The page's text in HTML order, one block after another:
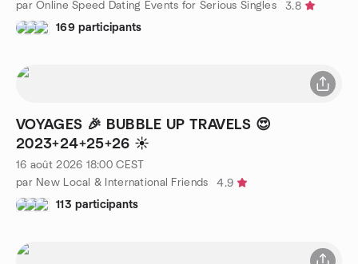
par Online Speed Dating Events for Serious Singles
3.8
169 participants
VOYAGES 🎉 BUBBLE UP TRAVELS 😍
2023+24+25+26 ☀
16 août 2026 18:00 CEST
par New Local & International Friends
4.9
113 participants